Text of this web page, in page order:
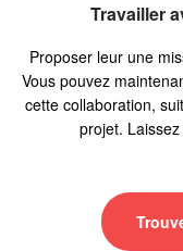
Travailler
Proposer leur une
Vous pouvez
cette collaboration,
projet.